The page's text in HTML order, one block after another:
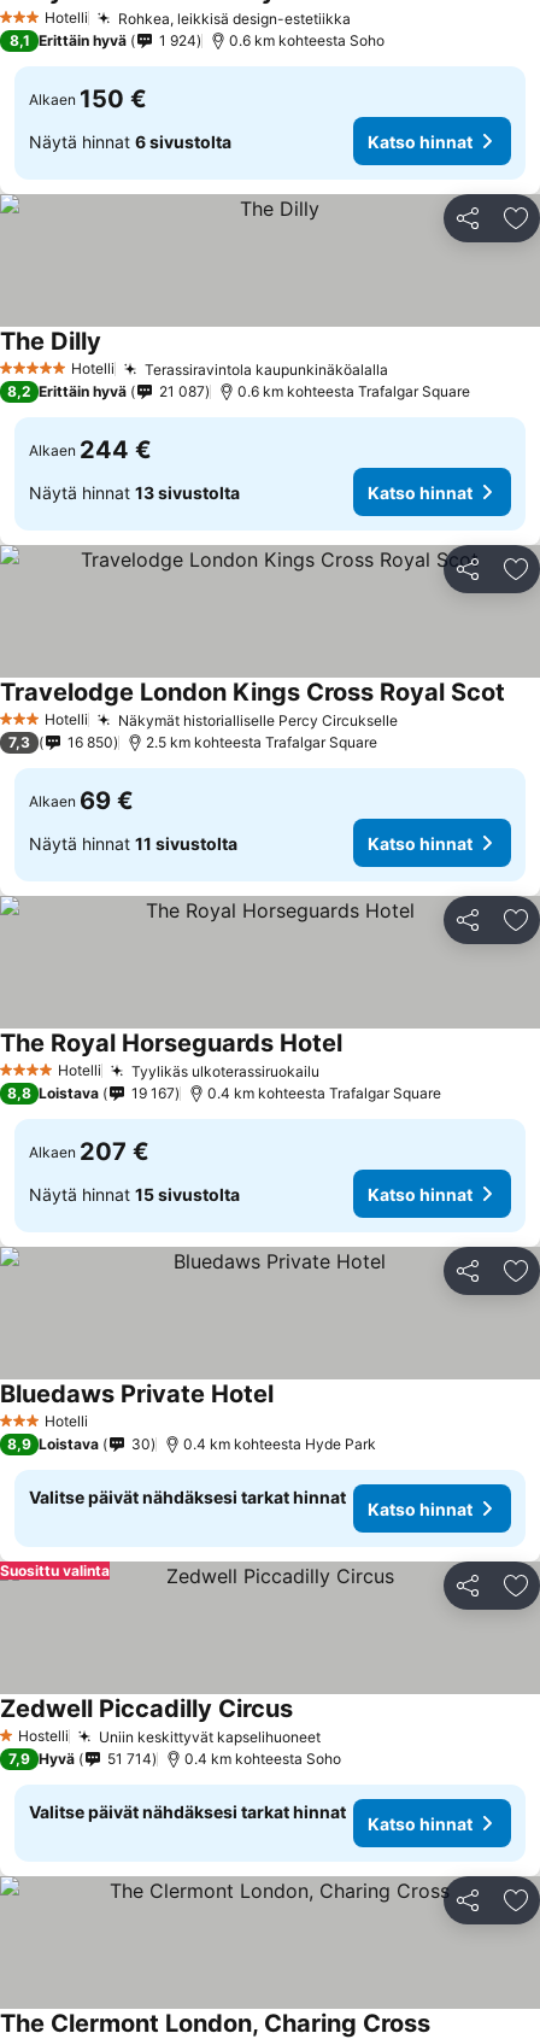
3 Tähtiluokitus
Hotelli Rohkea, leikkisä design-estetiikka
8,1 Erittäin hyvä 1 924 0.6 km kohteesta Soho
Alkaen 150 €
Näytä hinnat 6 sivustolta Katso hinnat
Jaa
5 Tähtiluokitus
Hotelli Terassiravintola kaupunkinäköalalla
The Dilly
8,2 Erittäin hyvä 21 087 0.6 km kohteesta Trafalgar Square
Alkaen 244 €
Näytä hinnat 13 sivustolta Katso hinnat
Jaa
3 Tähtiluokitus
Hotelli Näkymät historialliselle Percy Circukselle
Travelodge London Kings Cross Royal Scot
7,3 16 850 2.5 km kohteesta Trafalgar Square
Alkaen 69 €
Näytä hinnat 11 sivustolta Katso hinnat
Jaa
4 Tähtiluokitus
Hotelli Tyylikäs ulkoterassiruokailu
The Royal Horseguards Hotel
8,8 Loistava 19 167 0.4 km kohteesta Trafalgar Square
Alkaen 207 €
Näytä hinnat 15 sivustolta Katso hinnat
Jaa
3 Tähtiluokitus
Hotelli
Bluedaws Private Hotel
8,9 Loistava 30 0.4 km kohteesta Hyde Park
Valitse päivät nähdäksesi tarkat hinnat
Katso hinnat
Jaa
Suosittu valinta
1 Tähtiluokitus
Hostelli Uniin keskittyvät kapselihuoneet
Zedwell Piccadilly Circus
7,9 Hyvä 51 714 0.4 km kohteesta Soho
Valitse päivät nähdäksesi tarkat hinnat
Katso hinnat
Jaa
The Clermont London, Charing Cross